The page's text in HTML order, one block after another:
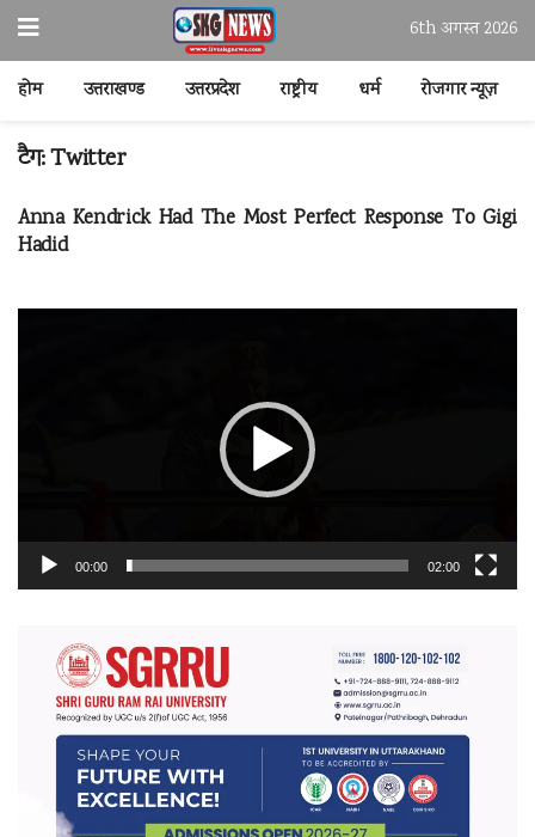
6th अगस्त 2026
होम उत्तराखण्ड उत्तरप्रदेश राष्ट्रीय धर्म रोजगार न्यूज़
टैग:Twitter
Anna Kendrick Had The Most Perfect Response To Gigi
Hadid
00:00 02:00